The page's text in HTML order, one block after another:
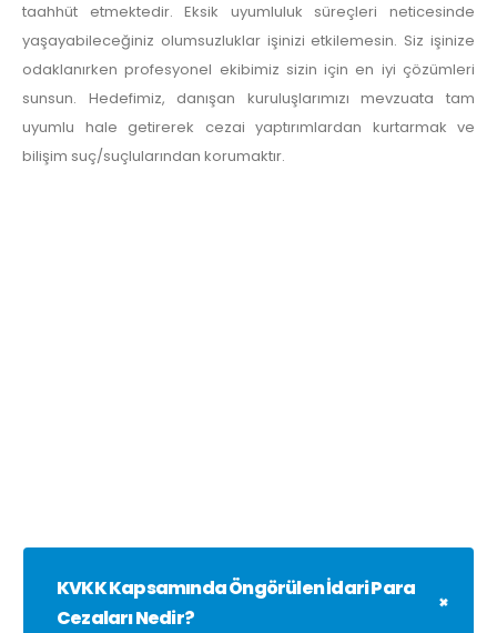
taahhüt etmektedir. Eksik uyumluluk süreçleri neticesinde
yaşayabileceğiniz olumsuzluklar işinizi etkilemesin. Siz işinize
odaklanırken profesyonel ekibimiz sizin için en iyi çözümleri
sunsun. Hedefimiz, danışan kuruluşlarımızı mevzuata tam
uyumlu hale getirerek cezai yaptırımlardan kurtarmak ve
bilişim suç/suçlularından korumaktır.
KVKK Kapsamında Öngörülen İdari Para
Cezaları Nedir?